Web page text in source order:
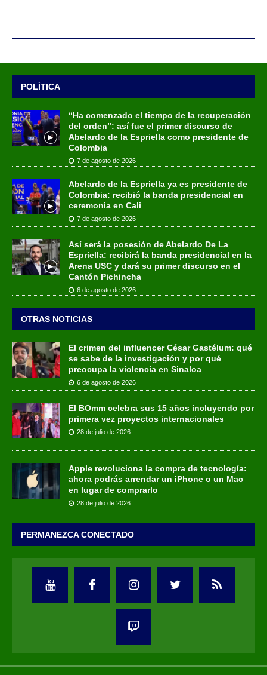
POLÍTICA
“Ha comenzado el tiempo de la recuperación
del orden”: así fue el primer discurso de
Abelardo de la Espriella como presidente de
Colombia
7 de agosto de 2026
Abelardo de la Espriella ya es presidente de
Colombia: recibió la banda presidencial en
ceremonia en Cali
7 de agosto de 2026
Así será la posesión de Abelardo De La
Espriella: recibirá la banda presidencial en la
Arena USC y dará su primer discurso en el
Cantón Pichincha
6 de agosto de 2026
OTRAS NOTICIAS
El crimen del influencer César Gastélum: qué
se sabe de la investigación y por qué
preocupa la violencia en Sinaloa
6 de agosto de 2026
El BOmm celebra sus 15 años incluyendo por
primera vez proyectos internacionales
28 de julio de 2026
Apple revoluciona la compra de tecnología:
ahora podrás arrendar un iPhone o un Mac
en lugar de comprarlo
28 de julio de 2026
PERMANEZCA CONECTADO